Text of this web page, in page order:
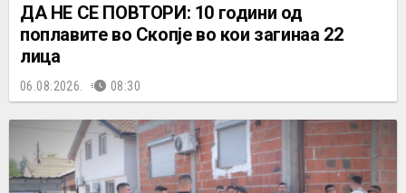
ДА НЕ СЕ ПОВТОРИ: 10 години од
поплавите во Скопје во кои загинаа 22
лица
06.08.2026. 08:30